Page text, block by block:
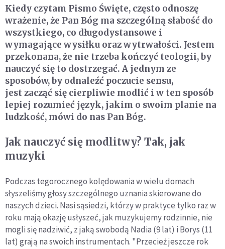
Kiedy czytam Pismo Święte, często odnoszę
wrażenie, że Pan Bóg ma szczególną słabość do
wszystkiego, co długodystansowe i
wymagające wysiłku oraz wytrwałości. Jestem
przekonana, że nie trzeba kończyć teologii, by
nauczyć się to dostrzegać. A jednym ze
sposobów, by odnaleźć poczucie sensu,
jest zacząć się cierpliwie modlić i w ten sposób
lepiej rozumieć język, jakim o swoim planie na
ludzkość, mówi do nas Pan Bóg.
Jak nauczyć się modlitwy? Tak, jak
muzyki
Podczas tegorocznego kolędowania w wielu domach
słyszeliśmy głosy szczególnego uznania skierowane do
naszych dzieci. Nasi sąsiedzi, którzy w praktyce tylko raz w
roku mają okazję usłyszeć, jak muzykujemy rodzinnie, nie
mogli się nadziwić, z jaką swobodą Nadia (9 lat) i Borys (11
lat) grają na swoich instrumentach. "Przecież jeszcze rok